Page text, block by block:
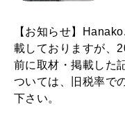
【お知らせ】
載しておりますが、
前に取材・掲載した
ついては、旧税率で
下さい。